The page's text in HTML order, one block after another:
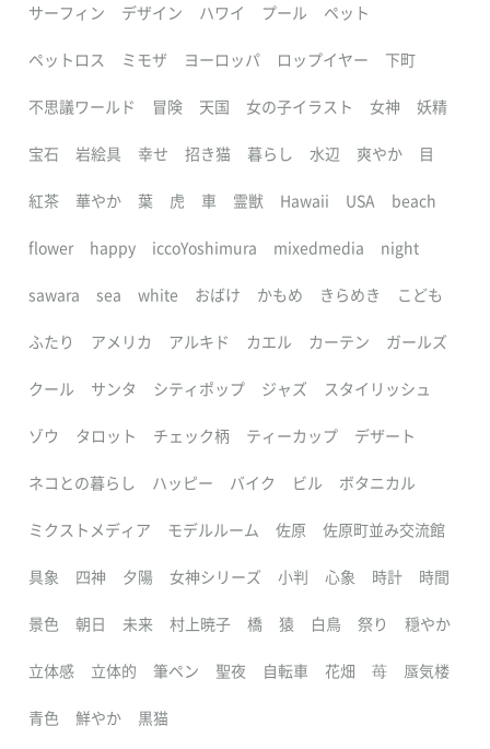
サーフィン デザイン ハワイ プール ペット
ペットロス ミモザ ヨーロッパ ロップイヤー 下町
不思議ワールド 冒険 天国 女の子イラスト 女神 妖精
宝石 岩絵具 幸せ 招き猫 暮らし 水辺 爽やか 目
紅茶 華やか 葉 虎 車 霊獣 Hawaii USA beach
flower happy iccoYoshimura mixedmedia night
sawara sea white おばけ かもめ きらめき こども
ふたり アメリカ アルキド カエル カーテン ガールズ
クール サンタ シティポップ ジャズ スタイリッシュ
ゾウ タロット チェック柄 ティーカップ デザート
ネコとの暮らし ハッピー バイク ビル ボタニカル
ミクストメディア モデルルーム 佐原 佐原町並み交流館
具象 四神 夕陽 女神シリーズ 小判 心象 時計 時間
景色 朝日 未来 村上暁子 橋 猿 白鳥 祭り 穏やか
立体感 立体的 筆ペン 聖夜 自転車 花畑 苺 蜃気楼
青色 鮮やか 黒猫